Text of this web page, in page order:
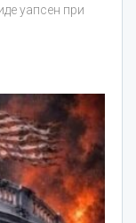
уапсен при